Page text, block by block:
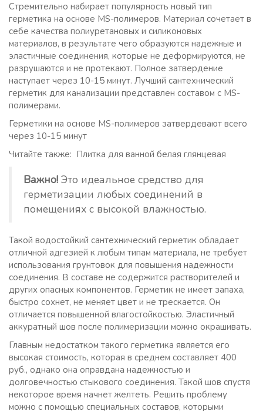
Стремительно набирает популярность новый тип
герметика на основе MS-полимеров. Материал сочетает в
себе качества полиуретановых и силиконовых
материалов, в результате чего образуются надежные и
эластичные соединения, которые не деформируются, не
разрушаются и не протекают. Полное затвердение
наступает через 10-15 минут. Лучший сантехнический
герметик для канализации представлен составом с MS-
полимерами.
Герметики на основе MS-полимеров затвердевают всего
через 10-15 минут
Читайте также: Плитка для ванной белая глянцевая
Важно! Это идеальное средство для
герметизации любых соединений в
помещениях с высокой влажностью.
Такой водостойкий сантехнический герметик обладает
отличной адгезией к любым типам материала, не требует
использования грунтовок для повышения надежности
соединения. В составе не содержится растворителей и
других опасных компонентов. Герметик не имеет запаха,
быстро сохнет, не меняет цвет и не трескается. Он
отличается повышенной влагостойкостью. Эластичный
аккуратный шов после полимеризации можно окрашивать.
Главным недостатком такого герметика является его
высокая стоимость, которая в среднем составляет 400
руб., однако она оправдана надежностью и
долговечностью стыкового соединения. Такой шов спустя
некоторое время начнет желтеть. Решить проблему
можно с помощью специальных составов, которыми